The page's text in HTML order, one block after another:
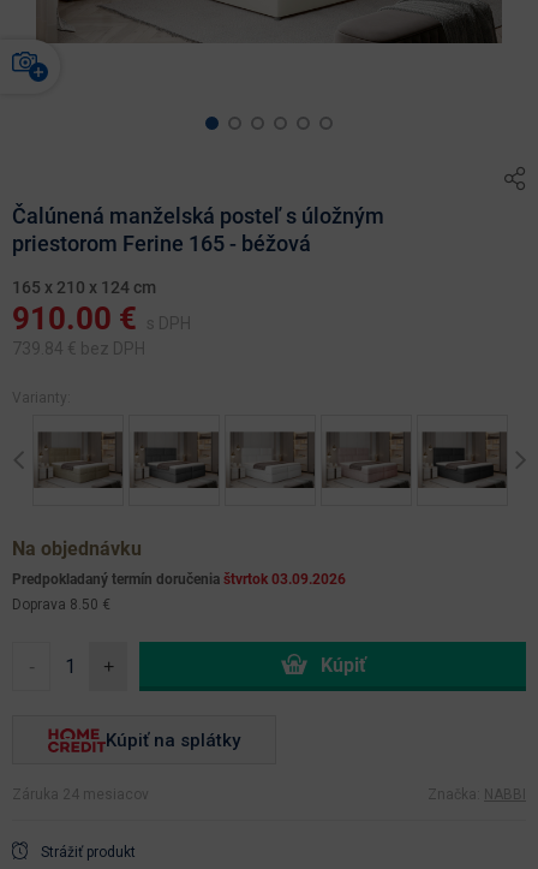
Čalúnená manželská posteľ s úložným
priestorom Ferine 165 - béžová
165 x 210 x 124 cm
910.00 €
s DPH
739.84 € bez DPH
Varianty:
Previous
Na objednávku
Predpokladaný termín doručenia štvrtok 03.09.2026
Doprava 8.50 €
- +
Kúpiť na splátky
Záruka 24 mesiacov Značka: NABBI
Strážiť produkt